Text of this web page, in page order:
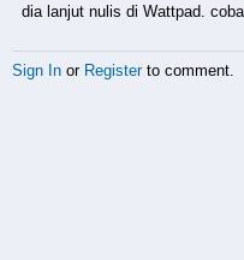
dia lanjut nulis di Wattpad.
Sign In or Registerto comment.